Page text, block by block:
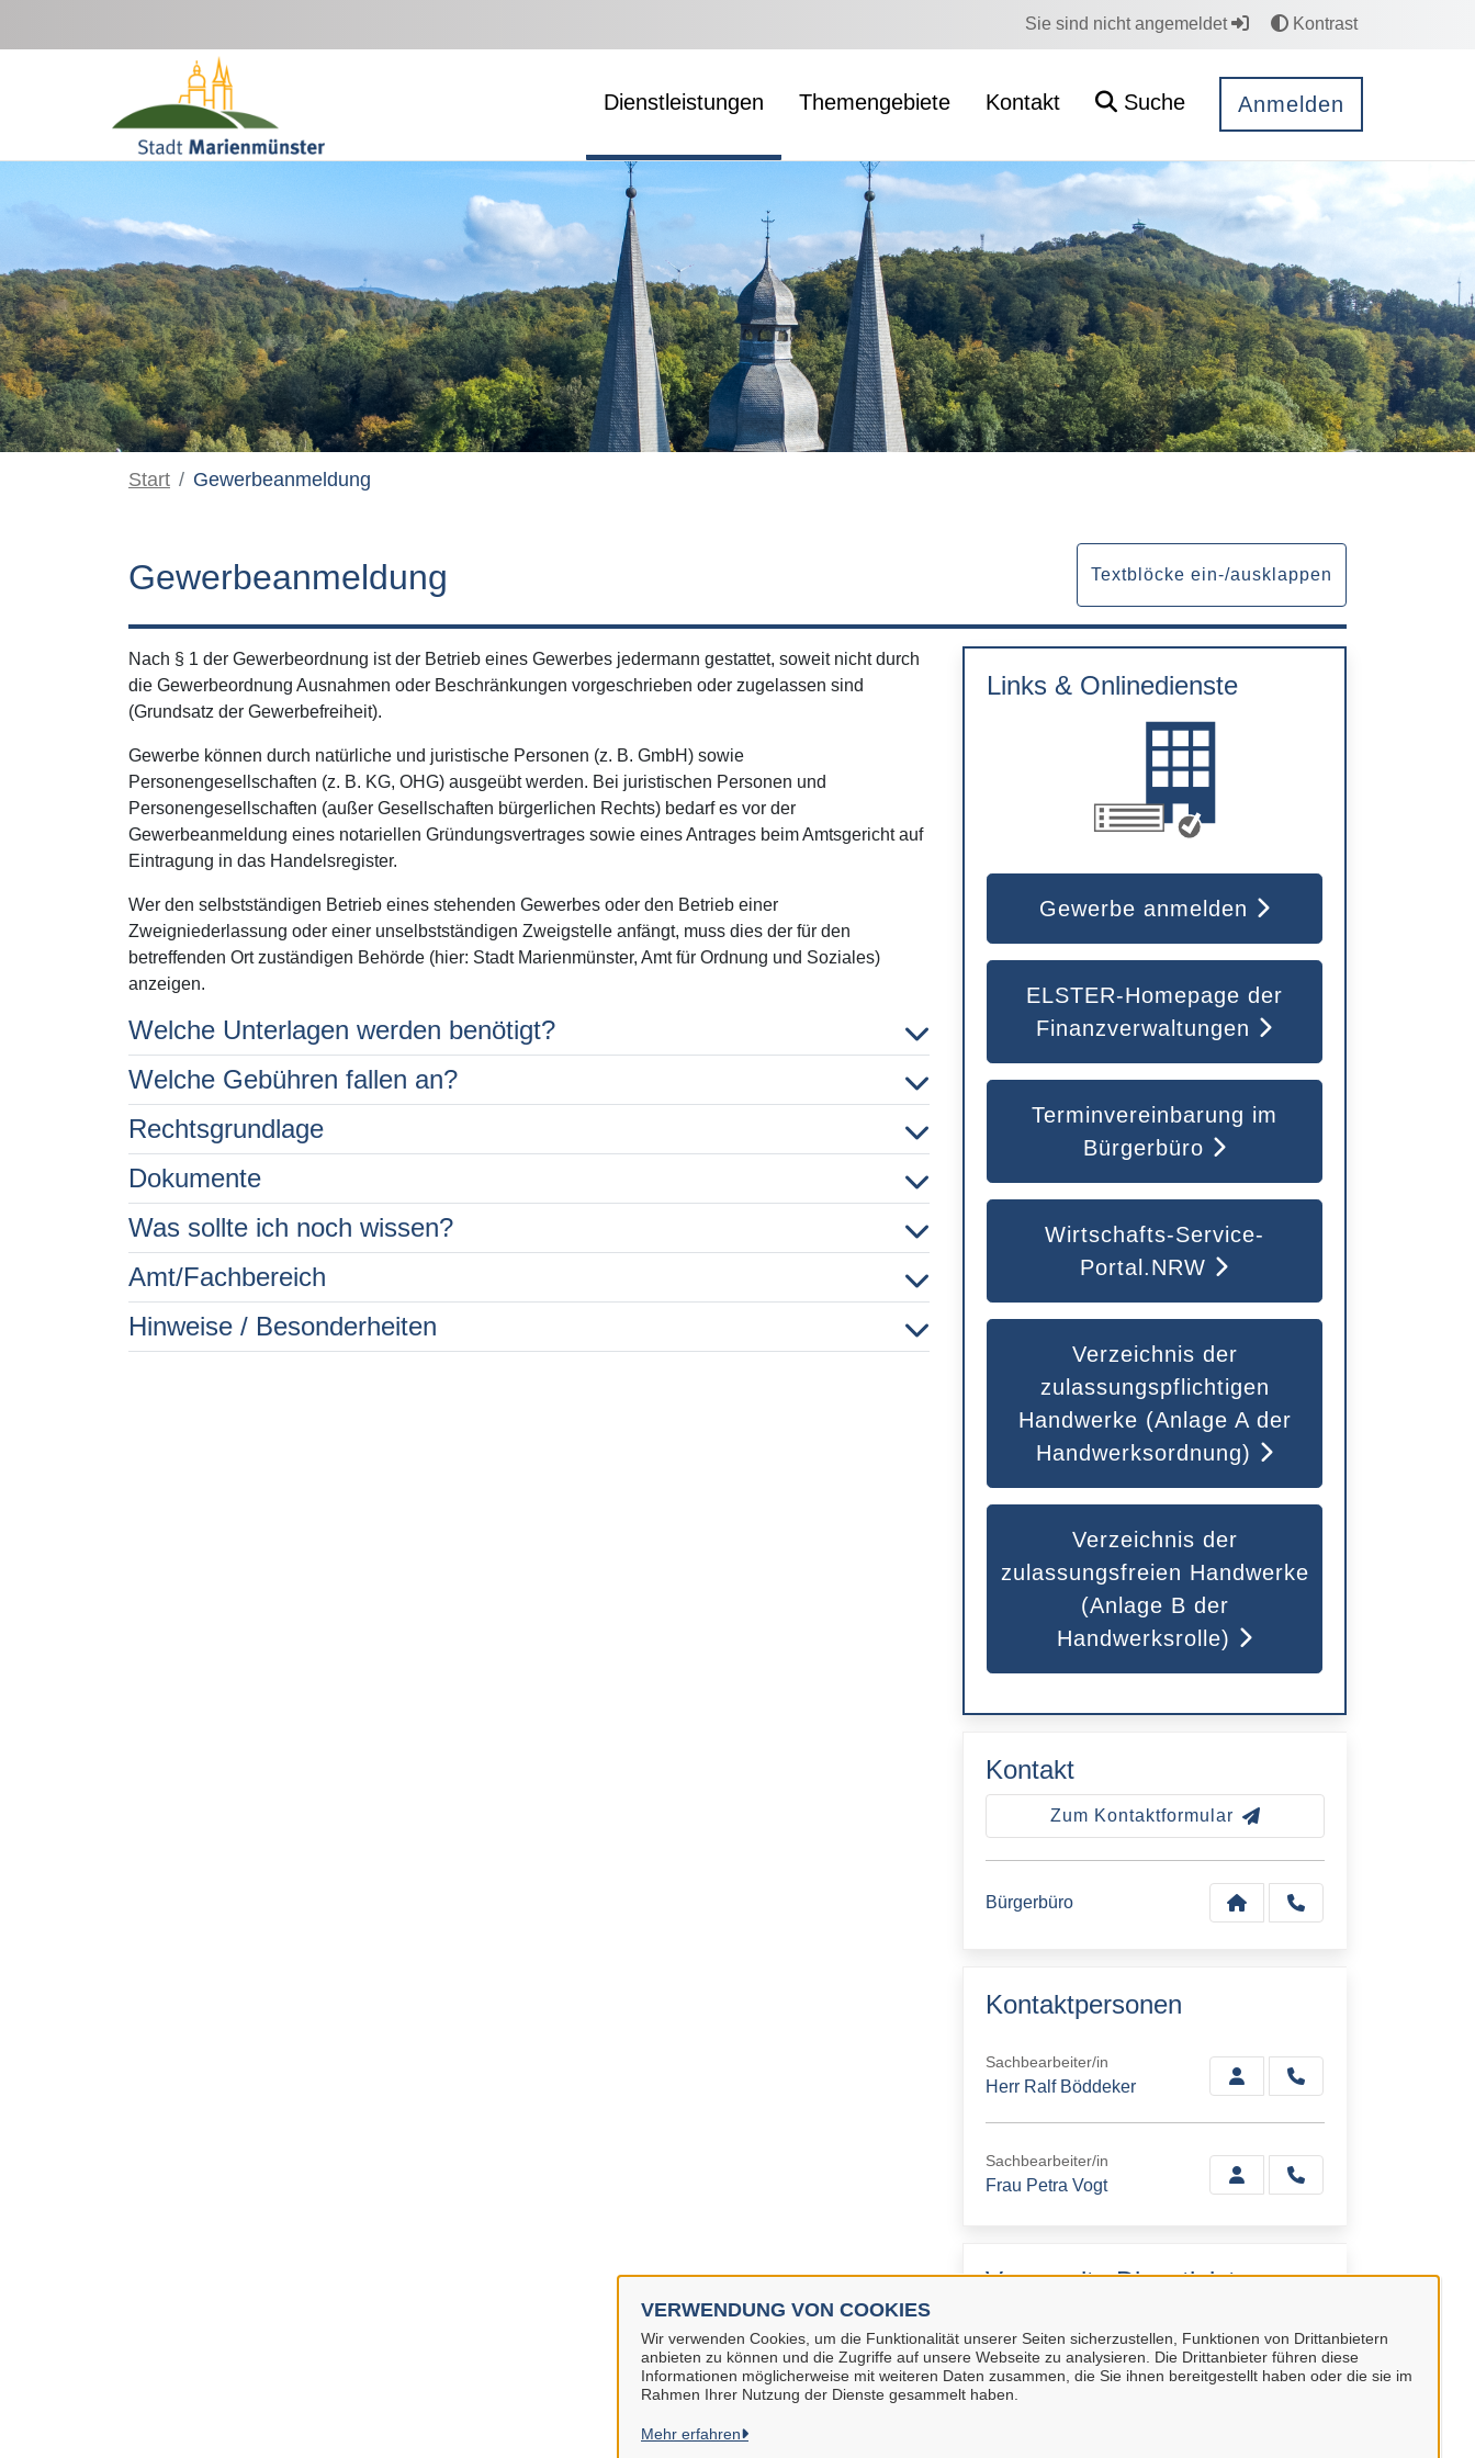
VERWENDUNG VON COOKIES
Wir verwenden Cookies, um die Funktionalität unserer Seiten sicherzustellen, Funktionen von Drittanbietern
anbieten zu können und die Zugriffe auf unsere Webseite zu analysieren. Die Drittanbieter führen diese
Informationen möglicherweise mit weiteren Daten zusammen, die Sie ihnen bereitgestellt haben oder die sie im
Rahmen Ihrer Nutzung der Dienste gesammelt haben.
Mehr erfahren
Sie sind nicht angemeldet Kontrast
Dienstleistungen Themengebiete Kontakt Suche Anmelden
Start Gewerbeanmeldung
Gewerbeanmeldung Textblöcke ein-/ausklappen
Nach § 1 der Gewerbeordnung ist der Betrieb eines Gewerbes jedermann gestattet, soweit nicht durch
die Gewerbeordnung Ausnahmen oder Beschränkungen vorgeschrieben oder zugelassen sind
(Grundsatz der Gewerbefreiheit).
Gewerbe können durch natürliche und juristische Personen (z. B. GmbH) sowie
Personengesellschaften (z. B. KG, OHG) ausgeübt werden. Bei juristischen Personen und
Personengesellschaften (außer Gesellschaften bürgerlichen Rechts) bedarf es vor der
Gewerbeanmeldung eines notariellen Gründungsvertrages sowie eines Antrages beim Amtsgericht auf
Eintragung in das Handelsregister.
Wer den selbstständigen Betrieb eines stehenden Gewerbes oder den Betrieb einer
Zweigniederlassung oder einer unselbstständigen Zweigstelle anfängt, muss dies der für den
betreffenden Ort zuständigen Behörde (hier: Stadt Marienmünster, Amt für Ordnung und Soziales)
anzeigen.
Welche Unterlagen werden benötigt?
Welche Gebühren fallen an?
Rechtsgrundlage
Dokumente
Was sollte ich noch wissen?
Amt/Fachbereich
Hinweise / Besonderheiten
Links & Onlinedienste
Gewerbe anmelden
ELSTER-Homepage der
Finanzverwaltungen
Terminvereinbarung im
Bürgerbüro
Wirtschafts-Service-
Portal.NRW
Verzeichnis der
zulassungspflichtigen
Handwerke (Anlage A der
Handwerksordnung)
Verzeichnis der
zulassungsfreien Handwerke
(Anlage B der
Handwerksrolle)
Kontakt
Zum Kontaktformular
Bürgerbüro
Kontaktpersonen
Sachbearbeiter/in
Herr Ralf Böddeker
Sachbearbeiter/in
Frau Petra Vogt
Verwandte Dienstleistungen